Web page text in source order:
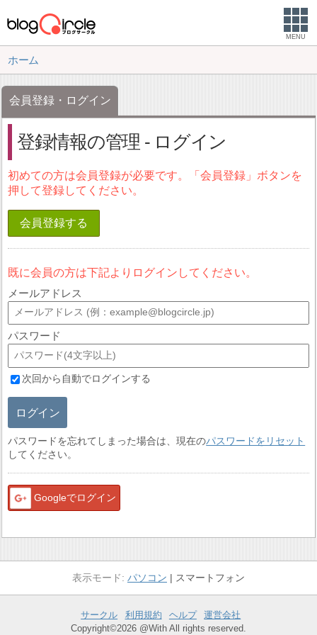
MENU
ホーム
会員登録・ログイン
登録情報の管理 - ログイン
初めての方は会員登録が必要です。「会員登録」ボタンを
押して登録してください。
会員登録する
既に会員の方は下記よりログインしてください。
メールアドレス
パスワード
次回から自動でログインする
ログイン
パスワードを忘れてしまった場合は、現在のパスワードをリセット
してください。
Googleでログイン
パソコン スマートフォン
サークル 利用規約 ヘルプ
運営会社
Copyright©2026 @With All rights reserved.